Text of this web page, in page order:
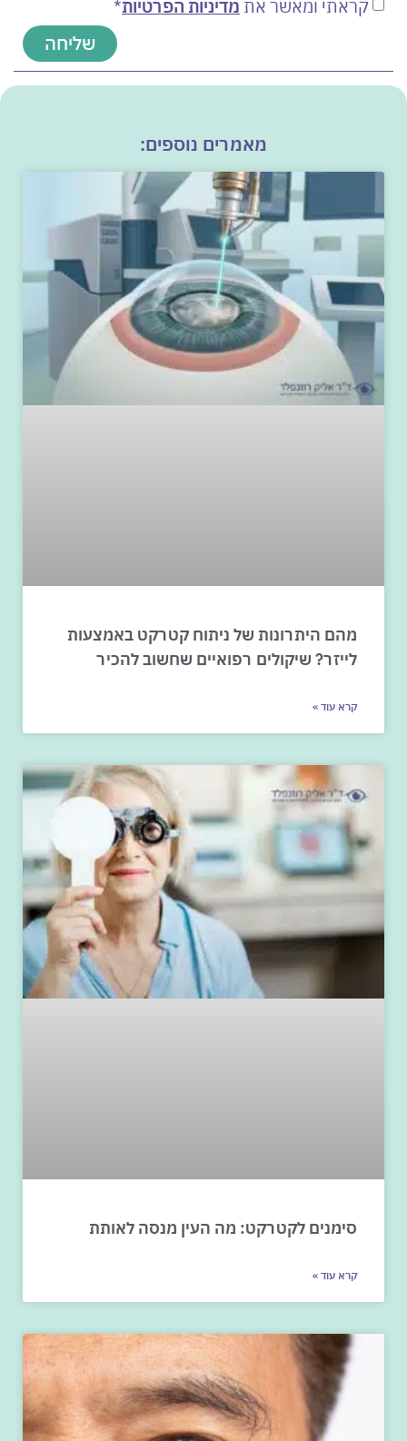
קראתי ומאשר את מדיניות הפרטיות*
שליחה
מאמרים נוספים:
מהם היתרונות של ניתוח קטרקט באמצעות
לייזר? שיקולים רפואיים שחשוב להכיר
קרא עוד »
סימנים לקטרקט: מה העין מנסה לאותת
קרא עוד »